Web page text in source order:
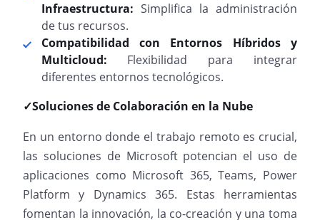
Infraestructura: Simplifica la administración
de tus recursos.
Compatibilidad con Entornos Híbridos y
Multicloud: Flexibilidad para integrar
diferentes entornos tecnológicos.
✓Soluciones de Colaboración en la Nube
En un entorno donde el trabajo remoto es crucial,
las soluciones de Microsoft potencian el uso de
aplicaciones como Microsoft 365, Teams, Power
Platform y Dynamics 365. Estas herramientas
fomentan la innovación, la co-creación y una toma